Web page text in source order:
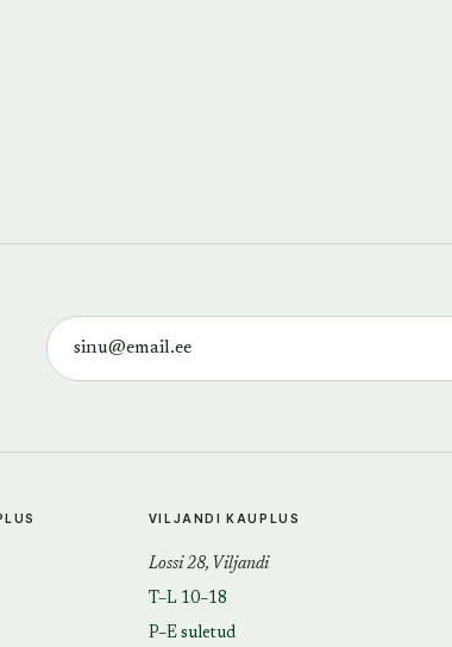
VILJANDI KAUPLUS
Lossi 28, Viljandi
T–L 10–18
P–E suletud